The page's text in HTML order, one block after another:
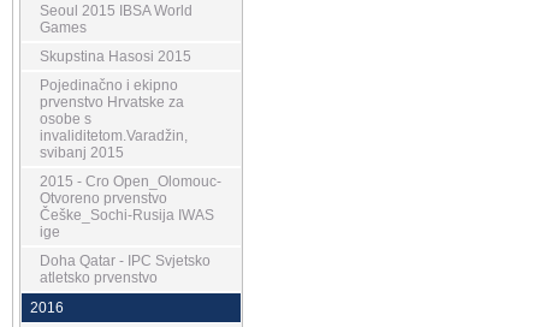
Seoul 2015 IBSA World
Games
Skupstina Hasosi 2015
Pojedinačno i ekipno
prvenstvo Hrvatske za
osobe s
invaliditetom.Varadžin,
svibanj 2015
2015 - Cro Open_Olomouc-
Otvoreno prvenstvo
Češke_Sochi-Rusija IWAS
ige
Doha Qatar - IPC Svjetsko
atletsko prvenstvo
2016